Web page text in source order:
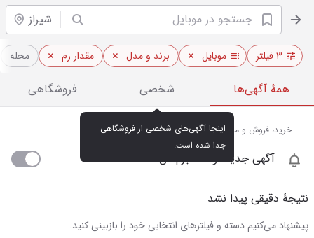
شیراز
۳ فیلتر موبایل برند و مدل مقدار رم محله
همهٔ آگهی‌ها شخصی فروشگاهی
جدا شده است.
خرید، فروش و مشاهده قیمت روز موبایل در شیراز
آگهی جدید اومد خبرم کن
نتیجهٔ دقیقی پیدا نشد
پیشنهاد می‌کنیم دسته و فیلترهای انتخابی خود را بازبینی کنید.